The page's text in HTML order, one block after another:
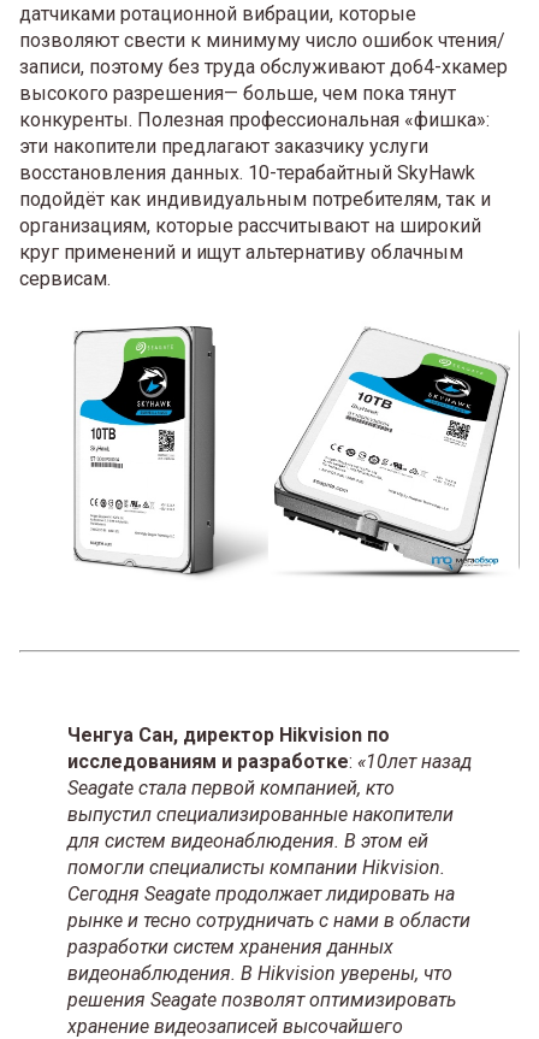
датчиками ротационной вибрации, которые
позволяют свести к минимуму число ошибок чтения/
записи, поэтому без труда обслуживают до64-хкамер
высокого разрешения— больше, чем пока тянут
конкуренты. Полезная профессиональная «фишка»:
эти накопители предлагают заказчику услуги
восстановления данных. 10-терабайтный SkyHawk
подойдёт как индивидуальным потребителям, так и
организациям, которые рассчитывают на широкий
круг применений и ищут альтернативу облачным
сервисам.
Ченгуа Сан, директор Hikvision по
исследованиям и разработке: «10лет назад
Seagate стала первой компанией, кто
выпустил специализированные накопители
для систем видеонаблюдения. В этом ей
помогли специалисты компании Hikvision.
Сегодня Seagate продолжает лидировать на
рынке и тесно сотрудничать с нами в области
разработки систем хранения данных
видеонаблюдения. В Hikvision уверены, что
решения Seagate позволят оптимизировать
хранение видеозаписей высочайшего